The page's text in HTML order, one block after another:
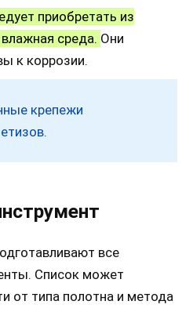
приобретать из
среда. Они
к коррозии.
крепежи
все
Список может
от типа полотна и метода